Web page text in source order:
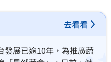
去看看
發展已逾10年，為推廣蔬